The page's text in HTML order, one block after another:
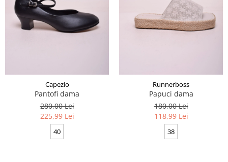
Capezio
Pantofi dama
280,00 Lei
225,99 Lei
40
Runnerboss
Papuci dama
180,00 Lei
118,99 Lei
38